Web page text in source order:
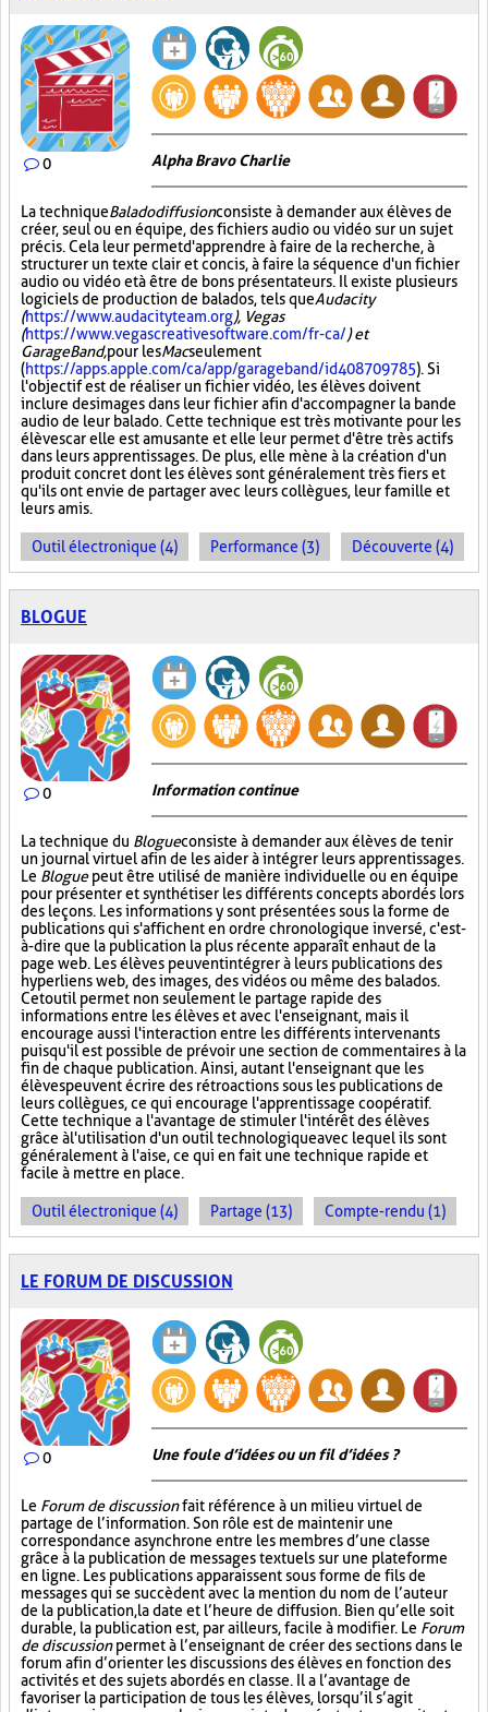
0 Alpha Bravo Charlie
La techniqueBaladodiffusionconsiste à demander aux élèves de
créer, seul ou en équipe, des fichiers audio ou vidéo sur un sujet
précis. Cela leur permet d'apprendre à faire de la recherche, à
structurer un texte clair et concis, à faire la séquence d'un fichier
audio ou vidéo et à être de bons présentateurs. Il existe plusieurs
logiciels de production de balados, tels queAudacity
(https://www.audacityteam.org), Vegas
(https://www.vegascreativesoftware.com/fr-ca/) et
GarageBand,pour lesMacseulement
(https://apps.apple.com/ca/app/garageband/id408709785). Si
l'objectif est de réaliser un fichier vidéo, les élèves doivent
inclure des images dans leur fichier afin d'accompagner la bande
audio de leur balado. Cette technique est très motivante pour les
élèves car elle est amusante et elle leur permet d'être très actifs
dans leurs apprentissages. De plus, elle mène à la création d'un
produit concret dont les élèves sont généralement très fiers et
qu'ils ont envie de partager avec leurs collègues, leur famille et
leurs amis.
Outil électronique (4) Performance (3) Découverte (4)
BLOGUE
0 Information continue
La technique du Blogueconsiste à demander aux élèves de tenir
un journal virtuel afin de les aider à intégrer leurs apprentissages.
Le Bloguepeut être utilisé de manière individuelle ou en équipe
pour présenter et synthétiser les différents concepts abordés lors
des leçons. Les informations y sont présentées sous la forme de
publications qui s'affichent en ordre chronologique inversé, c'est-
à-dire que la publication la plus récente apparaît en haut de la
page web. Les élèves peuvent intégrer à leurs publications des
hyperliens web, des images, des vidéos ou même des balados.
Cet outil permet non seulement le partage rapide des
informations entre les élèves et avec l'enseignant, mais il
encourage aussi l'interaction entre les différents intervenants
puisqu'il est possible de prévoir une section de commentaires à la
fin de chaque publication. Ainsi, autant l'enseignant que les
élèves peuvent écrire des rétroactions sous les publications de
leurs collègues, ce qui encourage l'apprentissage coopératif.
Cette technique a l'avantage de stimuler l'intérêt des élèves
grâce à l'utilisation d'un outil technologique avec lequel ils sont
généralement à l'aise, ce qui en fait une technique rapide et
facile à mettre en place.
Outil électronique (4) Partage (13) Compte-rendu (1)
LE FORUM DE DISCUSSION
0 Une foule d’idées ou un fil d’idées ?
Le Forum de discussionfait référence à un milieu virtuel de
partage de l’information. Son rôle est de maintenir une
correspondance asynchrone entre les membres d’une classe
grâce à la publication de messages textuels sur une plateforme
en ligne. Les publications apparaissent sous forme de fils de
messages qui se succèdent avec la mention du nom de l’auteur
de la publication, la date et l’heure de diffusion. Bien qu’elle soit
durable, la publication est, par ailleurs, facile à modifier. Le Forum
de discussionpermet à l’enseignant de créer des sections dans le
forum afin d’orienter les discussions des élèves en fonction des
activités et des sujets abordés en classe. Il a l’avantage de
favoriser la participation de tous les élèves, lorsqu’il s’agit